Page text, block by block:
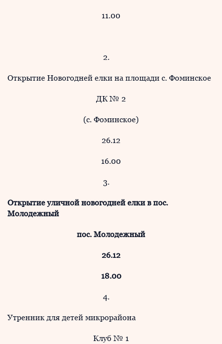
11.00
2.
Открытие Новогодней елки на площади с. Фоминское
ДК № 2
(с. Фоминское)
26.12
16.00
3.
Открытие уличной новогодней елки в пос.
Молодежный
пос. Молодежный
26.12
18.00
4.
Утренник для детей микрорайона
Клуб № 1